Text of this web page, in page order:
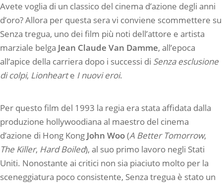
Avete voglia di un classico del cinema d’azione degli anni
d’oro? Allora per questa sera vi conviene scommettere su
Senza tregua, uno dei film più noti dell’attore e artista
marziale belga Jean Claude Van Damme, all’epoca
all’apice della carriera dopo i successi di Senza esclusione
di colpi, Lionhearte I nuovi eroi.
Per questo film del 1993 la regia era stata affidata dalla
produzione hollywoodiana al maestro del cinema
d’azione di Hong Kong John Woo(A Better Tomorrow,
The Killer, Hard Boiled), al suo primo lavoro negli Stati
Uniti. Nonostante ai critici non sia piaciuto molto per la
sceneggiatura poco consistente, Senza tregua è stato un